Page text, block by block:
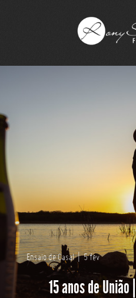
Ensaio de Casal|5 fev
15 anos de